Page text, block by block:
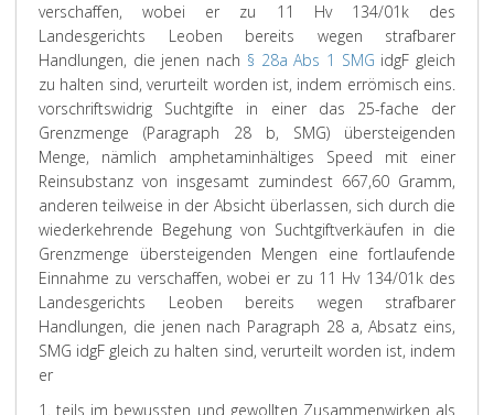
verschaffen, wobei er zu 11 Hv 134/01k des
Landesgerichts Leoben bereits wegen strafbarer
Handlungen, die jenen nach § 28a Abs 1 SMG idgF gleich
zu halten sind, verurteilt worden ist, indem errömisch eins.
vorschriftswidrig Suchtgifte in einer das 25-fache der
Grenzmenge (Paragraph 28 b, SMG) übersteigenden
Menge, nämlich amphetaminhältiges Speed mit einer
Reinsubstanz von insgesamt zumindest 667,60 Gramm,
anderen teilweise in der Absicht überlassen, sich durch die
wiederkehrende Begehung von Suchtgiftverkäufen in die
Grenzmenge übersteigenden Mengen eine fortlaufende
Einnahme zu verschaffen, wobei er zu 11 Hv 134/01k des
Landesgerichts Leoben bereits wegen strafbarer
Handlungen, die jenen nach Paragraph 28 a, Absatz eins,
SMG idgF gleich zu halten sind, verurteilt worden ist, indem
er
1. teils im bewussten und gewollten Zusammenwirken als